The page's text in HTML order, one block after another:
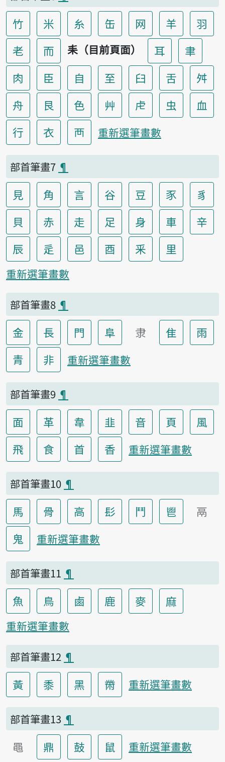
竹 米 糸 缶 网 羊
羽
老
而 耒（目前頁面） 耳
聿
肉
臣 自 至 臼 舌
舛
舟
艮 色 艸 虍 虫
血
行
衣 襾 重新選筆畫數
部首筆畫7 ¶
見 角 言 谷 豆 豕
豸
貝
赤 走 足 身 車
辛
辰
辵 邑 酉 釆 里
重新選筆畫數
部首筆畫8 ¶
金 長 門 阜 隶 隹
雨
青
非 重新選筆畫數
部首筆畫9 ¶
面 革 韋 韭 音 頁
風
飛
食 首 香 重新選筆畫數
部首筆畫10 ¶
馬 骨 高 髟 鬥 鬯
鬲
鬼
重新選筆畫數
部首筆畫11 ¶
魚 鳥 鹵 鹿 麥 麻
重新選筆畫數
部首筆畫12 ¶
黃 黍 黑 黹 重新選筆畫數
部首筆畫13 ¶
黽 鼎 鼓 鼠 重新選筆畫數